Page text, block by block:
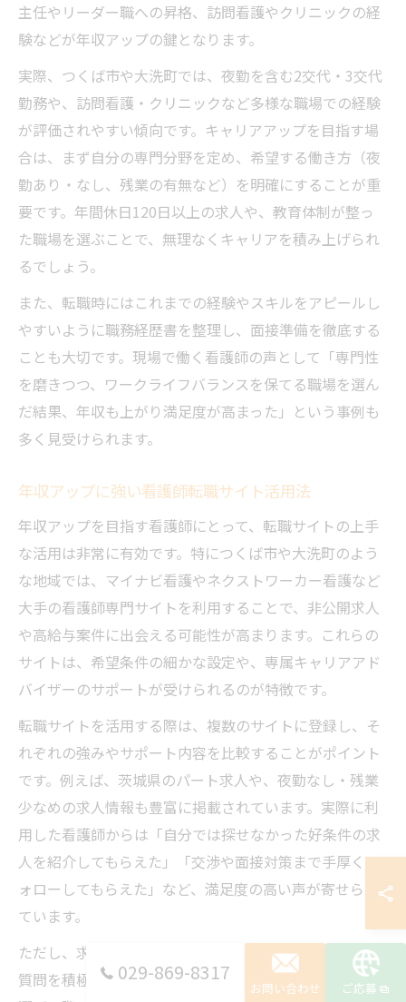
主任やリーダー職への昇格、訪問看護やクリニックの経
験などが年収アップの鍵となります。
実際、つくば市や大洗町では、夜勤を含む2交代・3交代
勤務や、訪問看護・クリニックなど多様な職場での経験
が評価されやすい傾向です。キャリアアップを目指す場
合は、まず自分の専門分野を定め、希望する働き方（夜
勤あり・なし、残業の有無など）を明確にすることが重
要です。年間休日120日以上の求人や、教育体制が整っ
た職場を選ぶことで、無理なくキャリアを積み上げられ
るでしょう。
また、転職時にはこれまでの経験やスキルをアピールし
やすいように職務経歴書を整理し、面接準備を徹底する
ことも大切です。現場で働く看護師の声として「専門性
を磨きつつ、ワークライフバランスを保てる職場を選ん
だ結果、年収も上がり満足度が高まった」という事例も
多く見受けられます。
年収アップに強い看護師転職サイト活用法
年収アップを目指す看護師にとって、転職サイトの上手
な活用は非常に有効です。特につくば市や大洗町のよう
な地域では、マイナビ看護やネクストワーカー看護など
大手の看護師専門サイトを利用することで、非公開求人
や高給与案件に出会える可能性が高まります。これらの
サイトは、希望条件の細かな設定や、専属キャリアアド
バイザーのサポートが受けられるのが特徴です。
転職サイトを活用する際は、複数のサイトに登録し、そ
れぞれの強みやサポート内容を比較することがポイント
です。例えば、茨城県のパート求人や、夜勤なし・残業
少なめの求人情報も豊富に掲載されています。実際に利
用した看護師からは「自分では探せなかった好条件の求
人を紹介してもらえた」「交渉や面接対策まで手厚くフ
ォローしてもらえた」など、満足度の高い声が寄せられ
ています。
ただし、求人票だけで判断せず、職場見学や担当者への
質問を積極的に行うことが失敗回避のコツです。サイト
029-869-8317
お問い合わせ ご応募